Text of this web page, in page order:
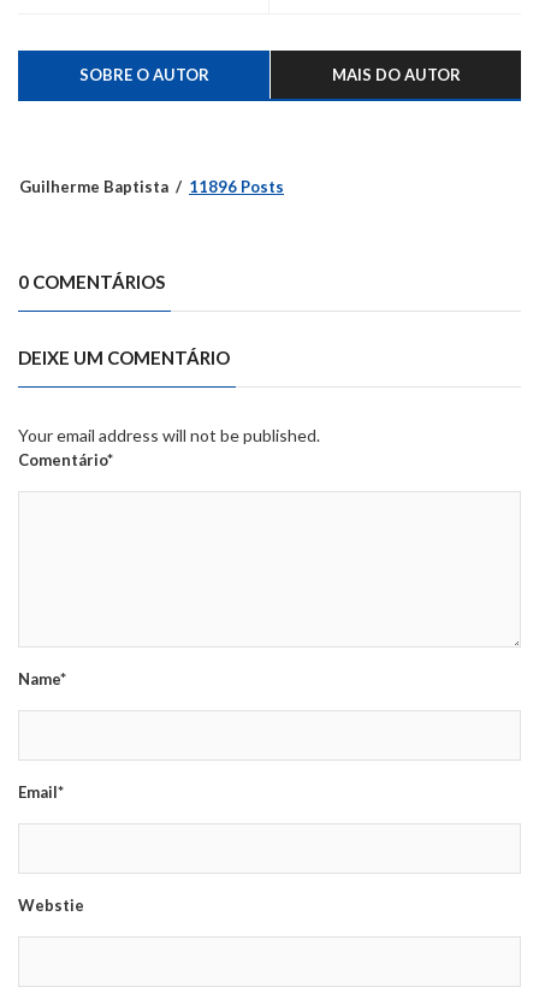
SOBRE O AUTOR MAIS DO AUTOR
Guilherme Baptista 11896 Posts
0 COMENTÁRIOS
DEIXE UM COMENTÁRIO
Your email address will not be published.
Comentário*
Name*
Email*
Webstie